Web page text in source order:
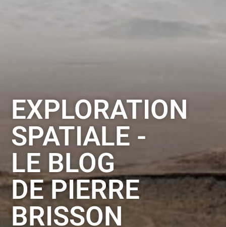
EXPLORATION
SPATIALE -
LE BLOG
DE PIERRE
BRISSON